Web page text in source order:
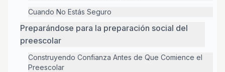
Cuando No Estás Seguro
Preparándose para la preparación social del
preescolar
Construyendo Confianza Antes de Que Comience el
Preescolar